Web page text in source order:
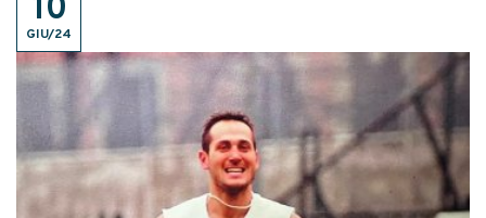
10
GIU/24